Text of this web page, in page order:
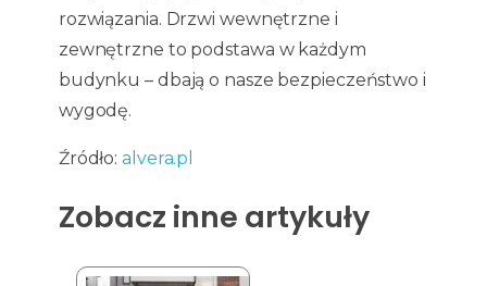
rozwiązania. Drzwi wewnętrzne i
zewnętrzne to podstawa w każdym
budynku – dbają o nasze bezpieczeństwo i
wygodę.
Źródło:alvera.pl
Zobacz inne artykuły